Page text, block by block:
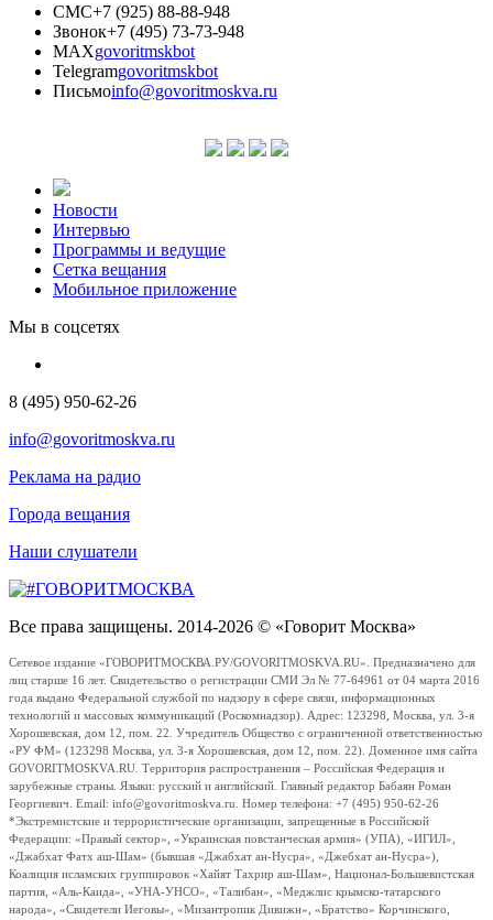
СМС+7 (925) 88-88-948
Звонок+7 (495) 73-73-948
MAXgovoritmskbot
Telegramgovoritmskbot
Письмоinfo@govoritmoskva.ru
Новости
Интервью
Программы и ведущие
Сетка вещания
Мобильное приложение
Мы в соцсетях
8 (495) 950-62-26
info@govoritmoskva.ru
Реклама на радио
Города вещания
Наши слушатели
Все права защищены. 2014-2026 © «Говорит Москва»
Сетевое издание «ГОВОРИТМОСКВА.РУ/GOVORITMOSKVA.RU». Предназначено для
лиц старше 16 лет. Свидетельство о регистрации СМИ Эл № 77-64961 от 04 марта 2016
года выдано Федеральной службой по надзору в сфере связи, информационных
технологий и массовых коммуникаций (Роскомнадзор). Адрес: 123298, Москва, ул. 3-я
Хорошевская, дом 12, пом. 22. Учредитель Общество с ограниченной ответственностью
«РУ ФМ» (123298 Москва, ул. 3-я Хорошевская, дом 12, пом. 22). Доменное имя сайта
GOVORITMOSKVA.RU. Территория распространения – Российская Федерация и
зарубежные страны. Языки: русский и английский. Главный редактор Бабаян Роман
Георгиевич. Email: info@govoritmoskva.ru. Номер телефона: +7 (495) 950-62-26
*Экстремистские и террористические организации, запрещенные в Российской
Федерации: «Правый сектор», «Украинская повстанческая армия» (УПА), «ИГИЛ»,
«Джабхат Фатх аш-Шам» (бывшая «Джабхат ан-Нусра», «Джебхат ан-Нусра»),
Коалиция исламских группировок «Хайят Тахрир аш-Шам», Национал-Большевистская
партия, «Аль-Каида», «УНА-УНСО», «Талибан», «Меджлис крымско-татарского
народа», «Свидетели Иеговы», «Мизантропик Дивижн», «Братство» Корчинского,